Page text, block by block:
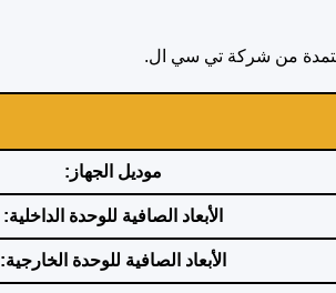
من شركة تي سي ال.
موديل الجهاز:
الأبعاد الصافية للوحدة الداخلية:
الأبعاد الصافية للوحدة الخارجية: